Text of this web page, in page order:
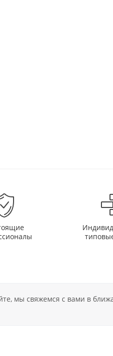
мы свяжемся с вами в